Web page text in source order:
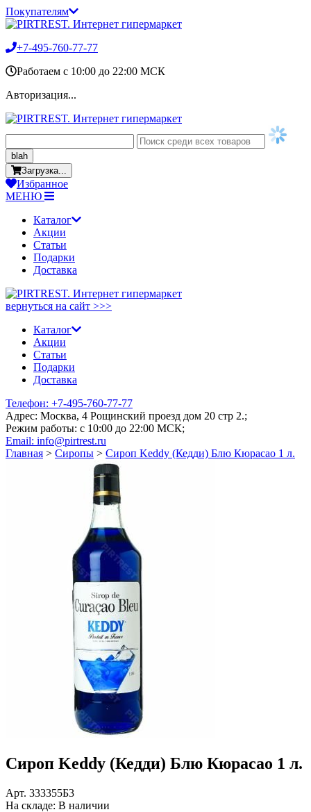
Покупателям
+7-495-760-77-77
Работаем c 10:00 до 22:00 МСК
Авторизация...
blah
Загрузка...
Избранное
МЕНЮ
Каталог
Акции
Статьи
Подарки
Доставка
вернуться на сайт >>>
Каталог
Акции
Статьи
Подарки
Доставка
Телефон: +7-495-760-77-77
Адрес: Москва, 4 Рощинский проезд дом 20 стр 2.;
Режим работы: c 10:00 до 22:00 МСК;
Email: info@pirtrest.ru
Главная > Сиропы > Сироп Keddy (Кедди) Блю Кюрасао 1 л.
Сироп Keddy (Кедди) Блю Кюрасао 1 л.
Арт. 333355Б3
На складе: В наличии